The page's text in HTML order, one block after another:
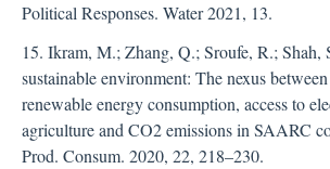
Political Responses. Water 2021, 13.
15. Ikram, M.; Zhang, Q.; Sroufe, R.; Shah,
sustainable environment: The nexus
renewable energy consumption, access to
agriculture and CO2 emissions in SAARC
Prod. Consum. 2020, 22, 218–230.